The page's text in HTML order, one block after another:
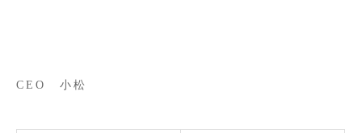
CEO 小松